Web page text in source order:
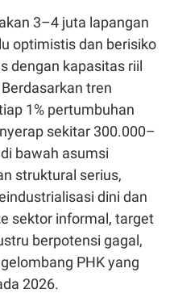
3–4 juta lapangan
optimistis dan berisiko
dengan kapasitas riil
tren
1% pertumbuhan
sekitar 300.000–
bawah asumsi
struktural serius,
dini dan
sektor informal, target
berpotensi gagal,
PHK yang
2026.